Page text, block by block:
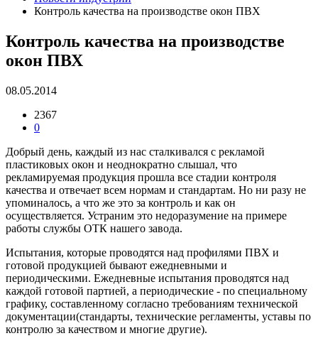
Контроль качества на производстве окон ПВХ
Контроль качества на производстве
окон ПВХ
08.05.2014
2367
0
Добрый день, каждый из нас сталкивался с рекламой
пластиковых окон и неоднократно слышал, что
рекламируемая продукция прошла все стадии контроля
качества и отвечает всем нормам и стандартам. Но ни разу не
упоминалось, а что же это за контроль и как он
осуществляется. Устраним это недоразумение на примере
работы службы ОТК нашего завода.
Испытания, которые проводятся над профилями ПВХ и
готовой продукцией бывают ежедневными и
периодическими. Ежедневные испытания проводятся над
каждой готовой партией, а периодические - по специальному
графику, составленному согласно требованиям технической
документации(стандарты, технические регламенты, уставы по
контролю за качеством и многие другие).